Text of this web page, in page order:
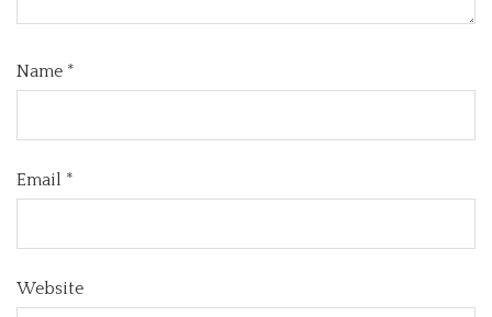
Name *
Email *
Website